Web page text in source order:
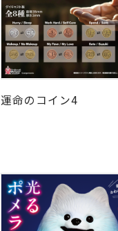
運命のコイン4